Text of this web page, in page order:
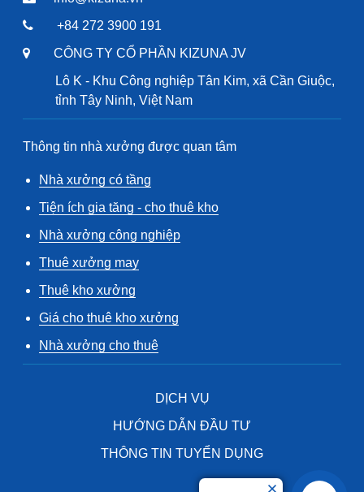
+84 272 3900 191
CÔNG TY CỔ PHẦN KIZUNA JV
Lô K - Khu Công nghiệp Tân Kim, xã Cần Giuộc,
tỉnh Tây Ninh, Việt Nam
Thông tin nhà xưởng được quan tâm
Nhà xưởng có tầng
Tiện ích gia tăng - cho thuê kho
Nhà xưởng công nghiệp
Thuê xưởng may
Thuê kho xưởng
Giá cho thuê kho xưởng
Nhà xưởng cho thuê
DỊCH VỤ
HƯỚNG DẪN ĐẦU TƯ
THÔNG TIN TUYỂN DỤNG